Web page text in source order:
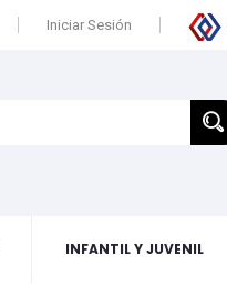
Iniciar Sesión
INFANTIL Y JUVENIL